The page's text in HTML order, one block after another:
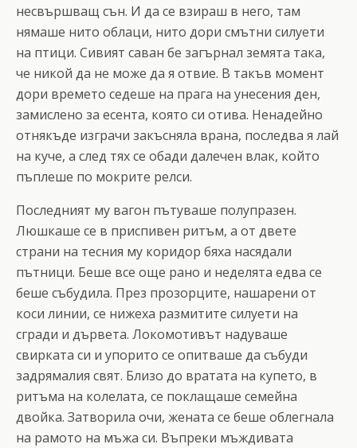
несвършващ сън. И да се взираш в него, там
нямаше нито облаци, нито дори смътни силуети
на птици. Сивият саван бе загърнал земята така,
че никой да не може да я отвие. В такъв момент
дори времето седеше на прага на унесения ден,
замислено за есента, която си отива. Ненадейно
отнякъде изграчи закъсняла врана, последва я лай
на куче, а след тях се обади далечен влак, който
пъплеше по мокрите релси.
Последният му вагон пътуваше полупразен.
Люшкаше се в приспивен ритъм, а от двете
страни на тесния му коридор бяха насядали
пътници. Беше все още рано и неделята едва се
беше събудила. През прозорците, нашарени от
коси линии, се нижеха размитите силуети на
сгради и дървета. Локомотивът надуваше
свирката си и упорито се опитваше да събуди
задрямалия свят. Близо до вратата на купето, в
ритъма на колелата, се поклащаше семейна
двойка. Затворила очи, жената се беше облегнала
на рамото на мъжа си. Въпреки мъждивата